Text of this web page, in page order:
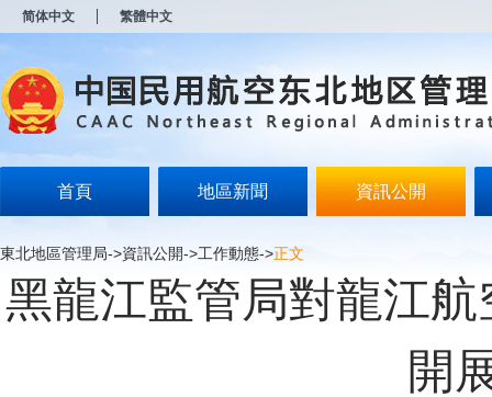
简体中文 繁體中文
首頁 地區新聞 資訊公開
東北地區管理局->資訊公開->工作動態->正文
黑龍江監管局對龍江
開
开
无
障
说
按
Alt
加
波
浪